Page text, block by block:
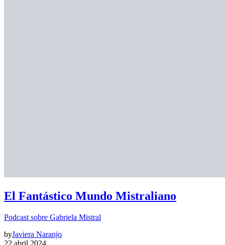
El Fantástico Mundo Mistraliano
Podcast sobre Gabriela Mistral
byJaviera Naranjo
22 abril 2024